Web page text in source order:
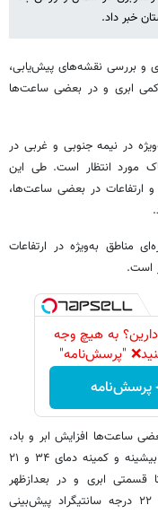
خبر داد.
و بررسی نقشه‌های پیش‌یابی،
کمی ابری و در بعضی ساعت‌ها
استان به‌ویژه در نیمه‌ جنوبی و غربی در
مورد انتظار است. طی این
ارتفاعات در بعضی ساعت‌ها،
تا ۲۱ خرداد) در پاره‌ای مناطق به‌ویژه در ارتفاعات
است.
دارین؟ به هیچ وجه
"پرسش‌نامه"
پرسش‌نامه
ابری، در بعضی ساعت‌ها افزایش ابر و باد،
گاهی بارش پراکنده با احتمال رگبار و رعدوبرق با بیشینه و کمینه دمای ۳۴ و ۲۱
(۲۰ خرداد) صاف تا قسمتی ابری و در بعدازظهر
افزایش باد با بیش‌ترین و کم‌ترین دمای ۳۵ و ۲۲ درجه سانتیگراد پیش‌بینی